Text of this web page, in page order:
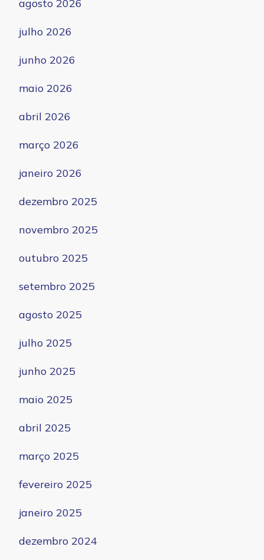
agosto 2026
julho 2026
junho 2026
maio 2026
abril 2026
março 2026
janeiro 2026
dezembro 2025
novembro 2025
outubro 2025
setembro 2025
agosto 2025
julho 2025
junho 2025
maio 2025
abril 2025
março 2025
fevereiro 2025
janeiro 2025
dezembro 2024